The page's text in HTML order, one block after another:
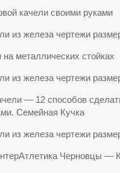
качели своими руками
металлических стойках
— 12 способов
Семейная Кучка
Черновцы —